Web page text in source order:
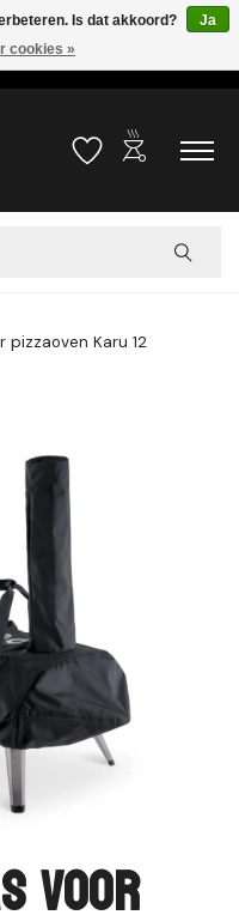
( 6,95 verzendkosten, vanaf 75
Verlanglijst
outdoor_grill
pizzaoven Karu 12
Items
voor
Is dat akkoord?
Ja
cookies »